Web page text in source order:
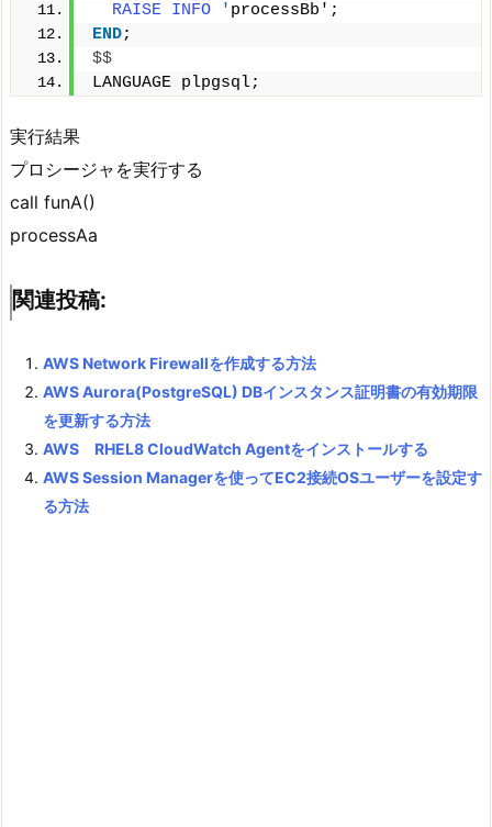
  RAISE INFO '
processBb';
END;
$$
LANGUAGE plpgsql;
実行結果
プロシージャを実行する
call funA()
processAa
関連投稿:
AWS Network Firewallを作成する方法
AWS Aurora(PostgreSQL) DBインスタンス証明書の有効期限
を更新する方法
AWS RHEL8 CloudWatch Agentをインストールする
AWS Session Managerを使ってEC2接続OSユーザーを設定す
る方法